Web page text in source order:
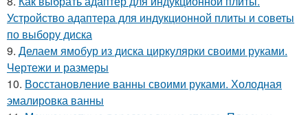
Устройство адаптера для индукционной плиты и советы
по выбору диска
9. Делаем ямобур из диска циркулярки своими руками.
Чертежи и размеры
10. Восстановление ванны своими руками. Холодная
эмалировка ванны